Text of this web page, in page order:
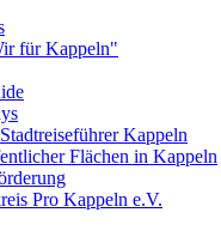
für Kappeln"
Kappeln
Flächen in Kappeln
Pro Kappeln e.V.